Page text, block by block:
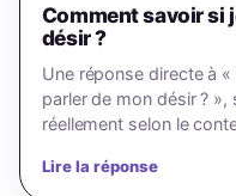
Comment savoir si
désir ?
Une réponse directe à
parler de mon désir ?
réellement selon le
Lire la réponse